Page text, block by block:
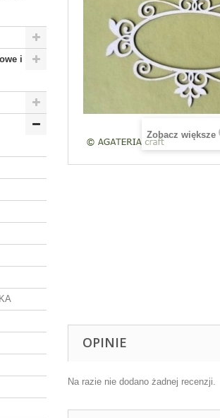
i
Zobacz większe
OPINIE
Na razie nie dodano żadnej recenzji.